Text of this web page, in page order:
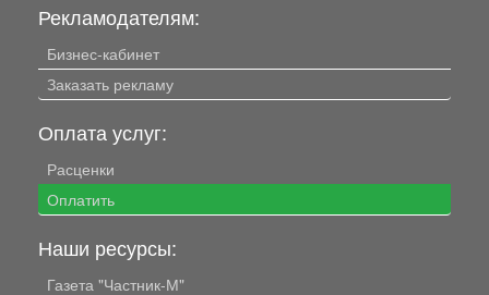
Рекламодателям:
Бизнес-кабинет
Заказать рекламу
Оплата услуг:
Расценки
Оплатить
Наши ресурсы:
Газета "Частник-М"